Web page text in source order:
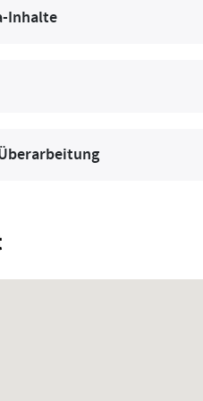
Inhalte